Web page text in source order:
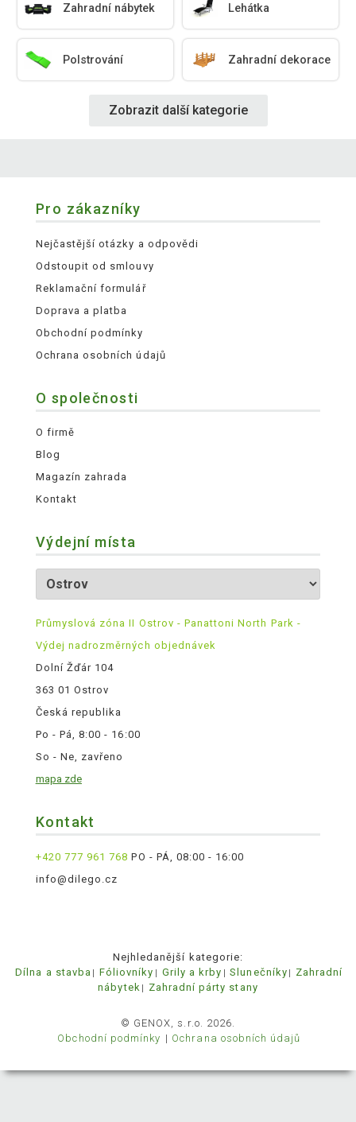
Zahradní nábytek Lehátka
Polstrování Zahradní dekorace
Zobrazit další kategorie
Pro zákazníky
Nejčastější otázky a odpovědi
Odstoupit od smlouvy
Reklamační formulář
Doprava a platba
Obchodní podmínky
Ochrana osobních údajů
O společnosti
O firmě
Blog
Magazín zahrada
Kontakt
Výdejní místa
Průmyslová zóna II Ostrov - Panattoni North Park -
Výdej nadrozměrných objednávek
Dolní Žďár 104
363 01 Ostrov
Česká republika
Po - Pá, 8:00 - 16:00
So - Ne, zavřeno
mapa zde
Kontakt
+420 777 961 768 PO - PÁ, 08:00 - 16:00
info@dilego.cz
Nejhledanější kategorie:
Dílna a stavba
Fóliovníky Grily a krby Slunečníky
Zahradní
nábytek
Zahradní párty stany
© GENOX, s.r.o. 2026.
Obchodní podmínky
Ochrana osobních údajů